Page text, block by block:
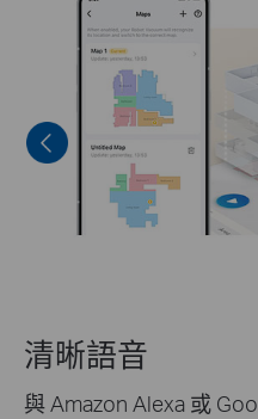
清晰語音
與 Amazon Alexa 或